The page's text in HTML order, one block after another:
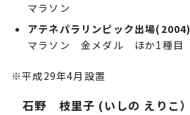
マラソン
アテネパラリンピック出場(2004)
マラソン 金メダル ほか1種目
※平成29年4月設置
石野 枝里子 (いしの えりこ）